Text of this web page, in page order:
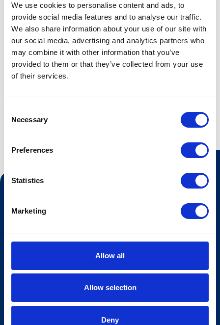
We use cookies to personalise content and ads, to
provide social media features and to analyse our traffic.
We also share information about your use of our site with
our social media, advertising and analytics partners who
may combine it with other information that you’ve
provided to them or that they’ve collected from your use
of their services.
Selection
Necessary
Preferences
Statistics
Marketing
Allow all
Allow selection
Deny
• Du kan komme innom spontant eller gjøre opplevelsen
ekstra spesiell ved å forhåndsbestille bord til kl 15.00.
Forhåndsbestilte bord koster kr 500 pr person. Da kan du
drikke og spise valgfritt fra menyen for hele beløpet, i
tillegg byr vi på en velkomstdrink som en hyggelig start.
Turistinformasjonen
Åpningstider Hovden Fjellbad
Nyhetsbrev